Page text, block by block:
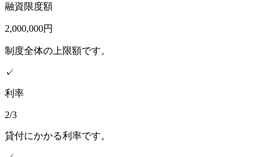
融資限度額
2,000,000円
制度全体の上限額です。
✓
利率
2/3
貸付にかかる利率です。